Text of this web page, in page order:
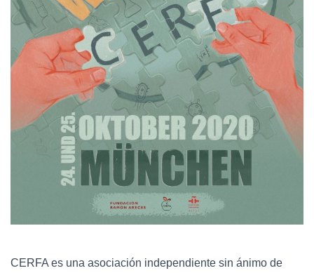
CERFA es una asociación independiente sin ánimo de